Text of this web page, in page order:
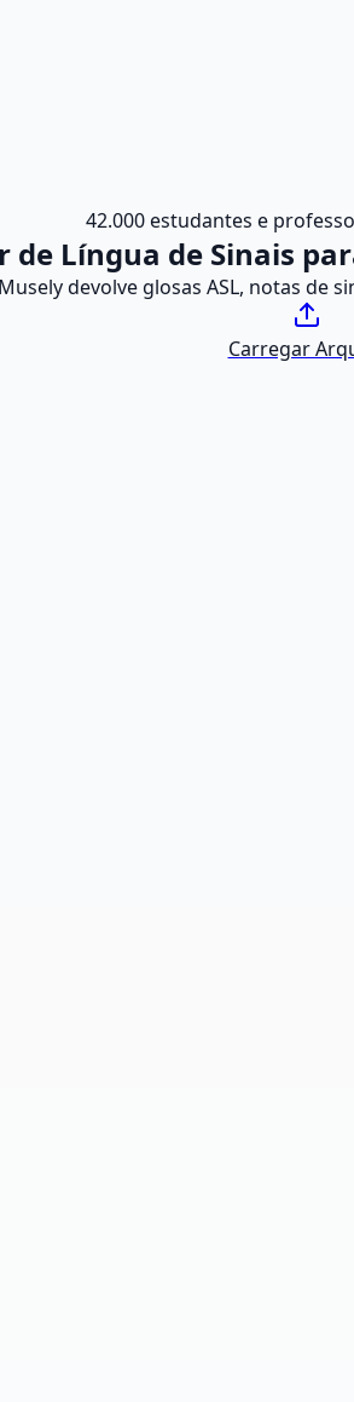
42.000 estudantes e
de Língua de Sinais
devolve glosas ASL, notas de
Carregar